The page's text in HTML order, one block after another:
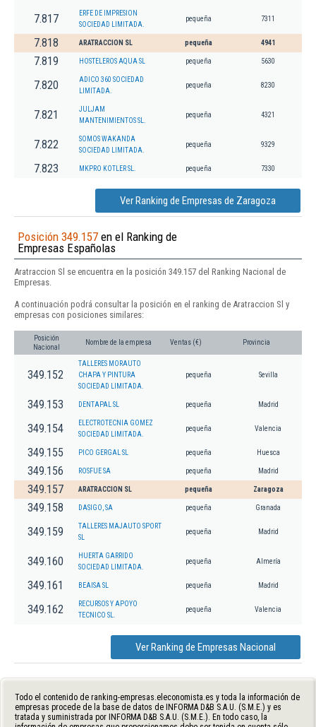
7.817
ERFE DE IMPRESION
SOCIEDAD LIMITADA.
pequeña 7311
7.818 ARATRACCION SL pequeña 4941
7.819 HOSTELEROS AQUA SL pequeña 5630
7.820
ADICO 360 SOCIEDAD
LIMITADA.
pequeña 8230
7.821
JULJAM
MANTENIMIENTOS SL.
pequeña 4321
7.822
SOMOS WAKANDA
SOCIEDAD LIMITADA.
pequeña 9329
7.823 MKPRO KOTLER SL. pequeña 7330
Ver Ranking de Empresas de Zaragoza
Posición 349.157 en el Ranking de
Empresas Españolas
Aratraccion Sl se encuentra en la posición 349.157 del Ranking Nacional de
Empresas.
A continuación podrá consultar la posición en el ranking de Aratraccion Sl y
empresas con posiciones similares:
Posición
Nacional
Nombre de la empresa Ventas (€) Provincia
349.152
TALLERES MORAUTO
CHAPA Y PINTURA
SOCIEDAD LIMITADA.
pequeña Sevilla
349.153 DENTAPAL SL pequeña Madrid
349.154
ELECTROTECNIA GOMEZ
SOCIEDAD LIMITADA.
pequeña Valencia
349.155 PICO GERGAL SL pequeña Huesca
349.156 ROSFUE SA pequeña Madrid
349.157 ARATRACCION SL pequeña Zaragoza
349.158 DASIGO, SA pequeña Granada
349.159
TALLERES MAJAUTO SPORT
SL
pequeña Madrid
349.160
HUERTA GARRIDO
SOCIEDAD LIMITADA.
pequeña Almería
349.161 BEAISA SL pequeña Madrid
349.162
RECURSOS Y APOYO
TECNICO SL.
pequeña Valencia
Ver Ranking de Empresas Nacional
Todo el contenido de ranking-empresas.eleconomista.es y toda la información de
empresas procede de la base de datos de INFORMA D&B S.A.U. (S.M.E.) y es
tratada y suministrada por INFORMA D&B S.A.U. (S.M.E.). En todo caso, la